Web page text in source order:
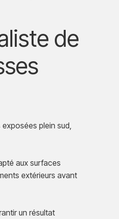
de
plein sud,
aux surfaces
extérieurs avant
un résultat